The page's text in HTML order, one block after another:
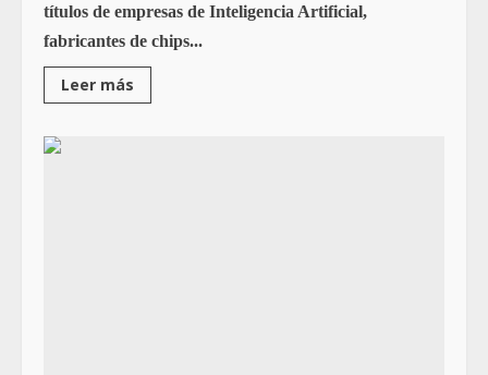
títulos de empresas de Inteligencia Artificial,
fabricantes de chips...
Leer más